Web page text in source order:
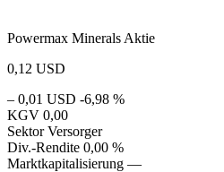
Powermax Minerals Aktie
0,12 USD
– 0,01 USD -6,98 %
KGV 0,00
Sektor Versorger
Div.-Rendite 0,00 %
Marktkapitalisierung —